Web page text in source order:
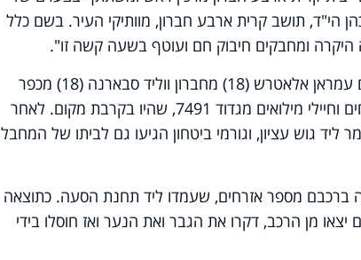
הי"ד, תושב קרית ארבע חברון, מוותיקי העיר. בשם כלל
ומחבקים חיבוק חם ועוטף בשעה קשה זו".
שני המחבלים שביצעו את הפיגוע בצומת הגוש הם עמראן אלאטרש (18) מחברון ווליד סבארנה (18) מכפר
בית אומר. השניים חוסלו בזירת הפיגוע על ידי אזרחים וחיילי מילואים מגדוד 7491, שהיו בקרבת מקום. לאחר
ליד גוש עציון, וגורמי ביטחון הגיעו גם לביתו של המחבל
ברכבם מספר אזרחים, שעמדו ליד תחנת הסעה. כתוצאה
מן הרכב, דקרו את הגבר ואת הנער ואז חוסלו בידי